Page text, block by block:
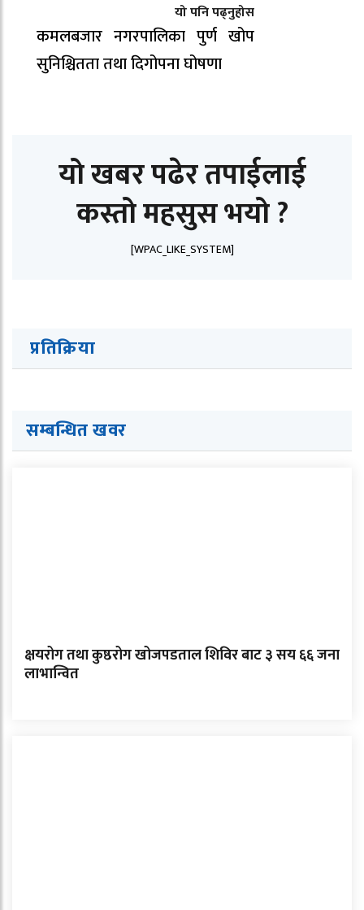
यो पनि पढ्नुहोस
कमलबजार नगरपालिका पुर्ण खोप
सुनिश्चितता तथा दिगोपना घोषणा
यो खबर पढेर तपाईलाई
कस्तो महसुस भयो ?
[WPAC_LIKE_SYSTEM]
प्रतिक्रिया
सम्बन्धित खवर
क्षयरोग तथा कुष्ठरोग खोजपडताल शिविर बाट ३ सय ६६ जना
लाभान्वित